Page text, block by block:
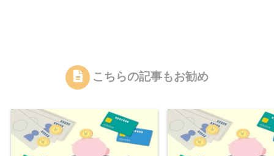
こちらの記事もお勧め